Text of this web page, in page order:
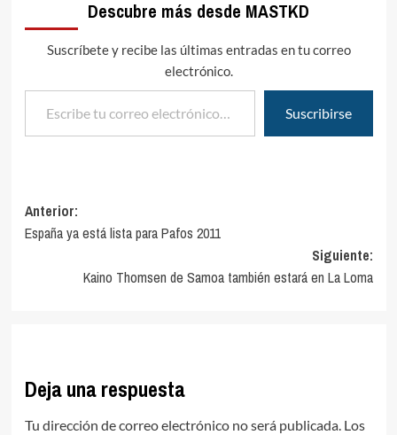
Descubre más desde MASTKD
Suscríbete y recibe las últimas entradas en tu correo
electrónico.
Escribe tu correo electrónico…
Suscribirse
Navegación
de
entradas
Anterior:
España ya está lista para Pafos 2011
Siguiente:
Kaino Thomsen de Samoa también estará en La Loma
Deja una respuesta
Tu dirección de correo electrónico no será publicada. Los